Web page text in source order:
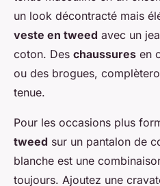
un look décontracté mais
veste en tweed avec un
coton. Des chaussures en
ou des brogues,
tenue.
Pour les occasions plus
tweed sur un pantalon de
blanche est une
toujours. Ajoutez une